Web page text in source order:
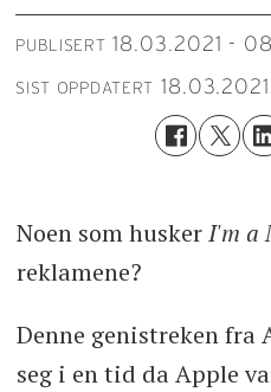
PUBLISERT 18.03.2021 -
SIST OPPDATERT
Noen som huskerI'm a
reklamene?
Denne genistreken fra
seg i en tid da Apple